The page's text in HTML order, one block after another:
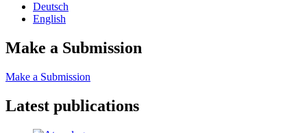
Deutsch
English
Make a Submission
Make a Submission
Latest publications